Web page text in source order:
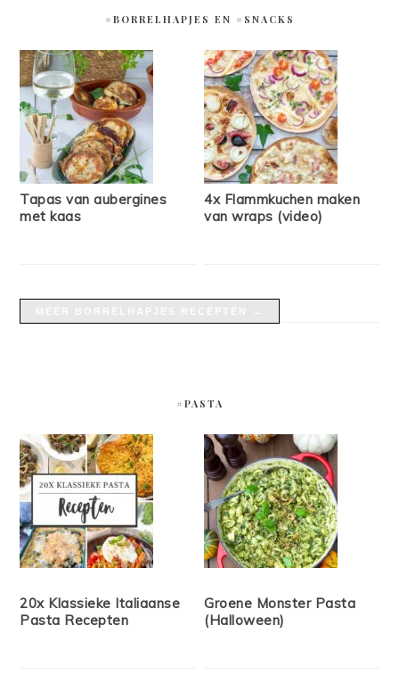
#BORRELHAPJES EN #SNACKS
Tapas van aubergines
met kaas
4x Flammkuchen maken
van wraps (video)
#PASTA
20x Klassieke Italiaanse
Pasta Recepten
Groene Monster Pasta
(Halloween)